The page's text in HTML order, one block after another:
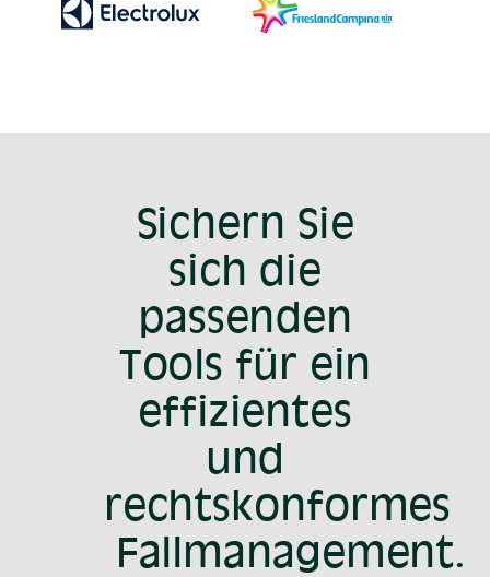
Sichern Sie
sich die
passenden
Tools für ein
effizientes
und
rechtskonformes
Fallmanagement.